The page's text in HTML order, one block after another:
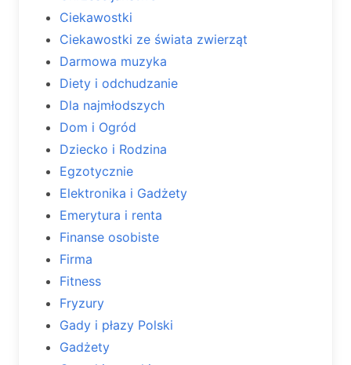
Ciekawostki
Ciekawostki ze świata zwierząt
Darmowa muzyka
Diety i odchudzanie
Dla najmłodszych
Dom i Ogród
Dziecko i Rodzina
Egzotycznie
Elektronika i Gadżety
Emerytura i renta
Finanse osobiste
Firma
Fitness
Fryzury
Gady i płazy Polski
Gadżety